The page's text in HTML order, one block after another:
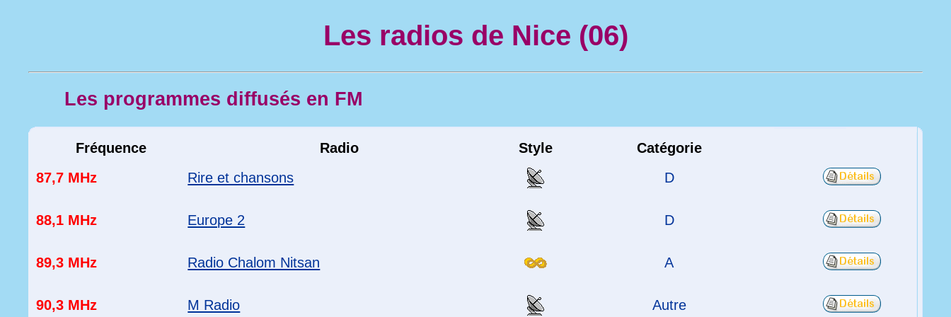
Les radios de Nice (06)
Les programmes diffusés en FM
Fréquence Radio Style
Catégorie
87,7 MHz
Rire et chansons D
88,1 MHz Europe 2 D
89,3 MHz Radio Chalom Nitsan A
90,3 MHz M Radio Autre